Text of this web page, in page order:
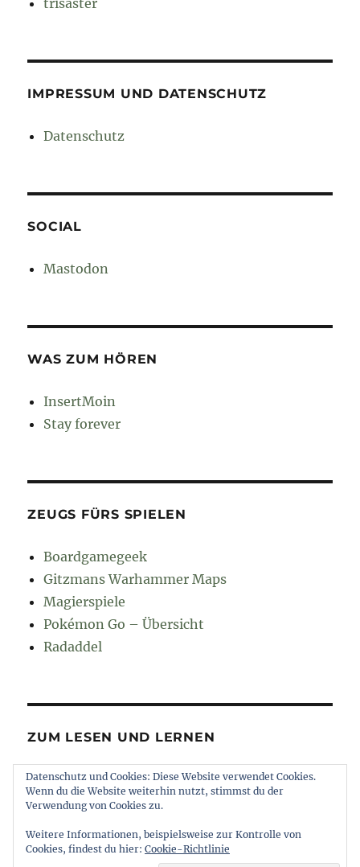
trisaster
IMPRESSUM UND DATENSCHUTZ
Datenschutz
SOCIAL
Mastodon
WAS ZUM HÖREN
InsertMoin
Stay forever
ZEUGS FÜRS SPIELEN
Boardgamegeek
Gitzmans Warhammer Maps
Magierspiele
Pokémon Go – Übersicht
Radaddel
ZUM LESEN UND LERNEN
Euroncap
Tong
Datenschutz und Cookies: Diese Website verwendet Cookies.
Wenn du die Website weiterhin nutzt, stimmst du der
Verwendung von Cookies zu.
Weitere Informationen, beispielsweise zur Kontrolle von
Cookies, findest du hier: Cookie-Richtlinie